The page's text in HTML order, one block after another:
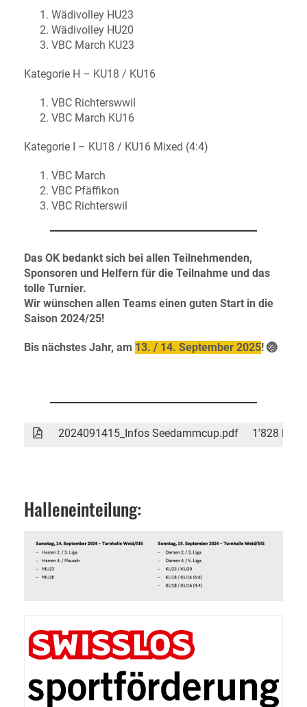
Wädivolley HU23
Wädivolley HU20
VBC March KU23
Kategorie H – KU18 / KU16
VBC Richterswwil
VBC March KU16
Kategorie I – KU18 / KU16 Mixed (4:4)
VBC March
VBC Pfäffikon
VBC Richterswil
Das OK bedankt sich bei allen Teilnehmenden,
Sponsoren und Helfern für die Teilnahme und das
tolle Turnier.
Wir wünschen allen Teams einen guten Start in die
Saison 2024/25!
Bis nächstes Jahr, am 13. / 14. September 2025! 🏐
2024091415_Infos Seedammcup.pdf 1'828 KB
Halleneinteilung: